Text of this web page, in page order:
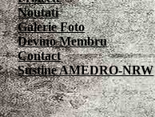
Noutati
Galerie Foto
Devino Membru
Contact
Sustine AMEDRO-NRW